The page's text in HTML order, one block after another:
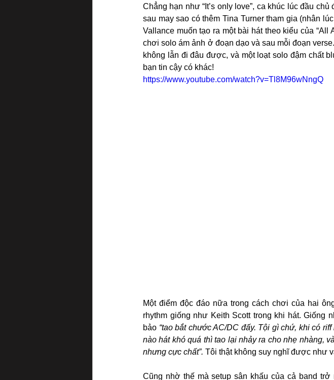
Chẳng hạn như “It’s only love”, ca khúc lúc đầu
sau may sao có thêm Tina Turner tham gia (nhân lúc
Vallance muốn tạo ra một bài hát theo kiểu của “All
chơi solo ám ảnh ở đoạn dạo và sau mỗi đoạn
không lẫn đi đâu được, và một loạt solo đậm chất
bạn tin cậy có khác!
https://www.youtube.com/watch?v=Tl8M96wNngQ
Một điểm độc đáo nữa trong cách chơi của hai
rhythm giống như Keith Scott trong khi hát. Giống
bảo “tao bắt chước AC/DC đấy. Tội gì chứ, khi có
nào hát khó quá thì tao lại nhảy ra cho nhẹ nhàng,
nhưng cực chất”. Tôi thật không suy nghĩ được như
Cũng nhờ thế mà setup sân khấu của cả band